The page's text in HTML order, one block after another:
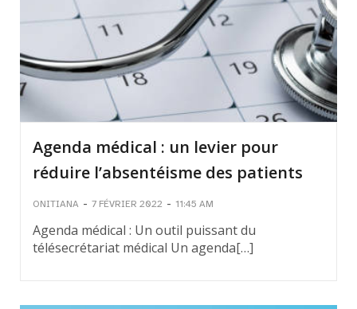
Agenda médical : un levier pour
réduire l’absentéisme des patients
ONITIANA - 7 FÉVRIER 2022 - 11:45 AM
Agenda médical : Un outil puissant du
télésecrétariat médical Un agenda[…]